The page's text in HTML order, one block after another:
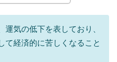
運気の低下を表しており、
て経済的に苦しくなること